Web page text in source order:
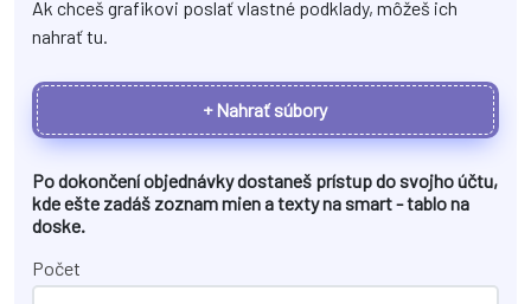
Ak chceš grafikovi poslať vlastné podklady, môžeš ich
nahrať tu.
+ Nahrať súbory
Po dokončení objednávky dostaneš prístup do svojho účtu,
kde ešte zadáš zoznam mien a texty nasmart - tablo na
doske.
Počet